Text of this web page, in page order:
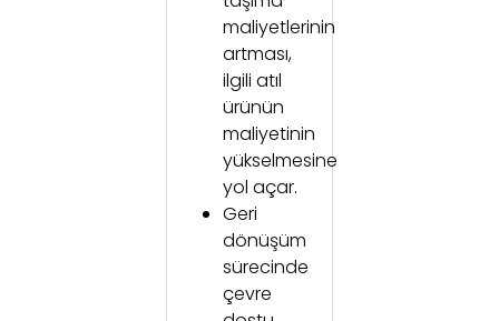
maliyetlerinin
artması,
ilgili atıl
ürünün
maliyetinin
yükselmesine
yol açar.
Geri
dönüşüm
sürecinde
çevre